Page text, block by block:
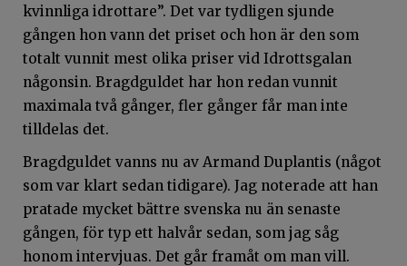
kvinnliga idrottare”. Det var tydligen sjunde
gången hon vann det priset och hon är den som
totalt vunnit mest olika priser vid Idrottsgalan
någonsin. Bragdguldet har hon redan vunnit
maximala två gånger, fler gånger får man inte
tilldelas det.
Bragdguldet vanns nu av Armand Duplantis (något
som var klart sedan tidigare). Jag noterade att han
pratade mycket bättre svenska nu än senaste
gången, för typ ett halvår sedan, som jag såg
honom intervjuas. Det går framåt om man vill.